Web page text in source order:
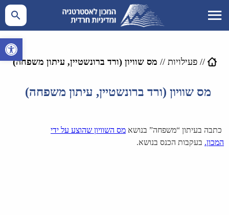
פתח
//פעילויות // מס שוויון (ורד ברונשטיין, עיתון משפחה)
מס שוויון (ורד ברונשטיין, עיתון משפחה)
כתבה בעיתון “משפחה” בנושא מס השוויון שהוצע על ידי
המכון. בעקבות הכנס בנושא.